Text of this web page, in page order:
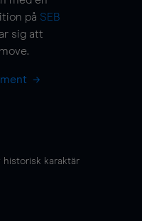
på SEB
sig att
move.
historisk karaktär